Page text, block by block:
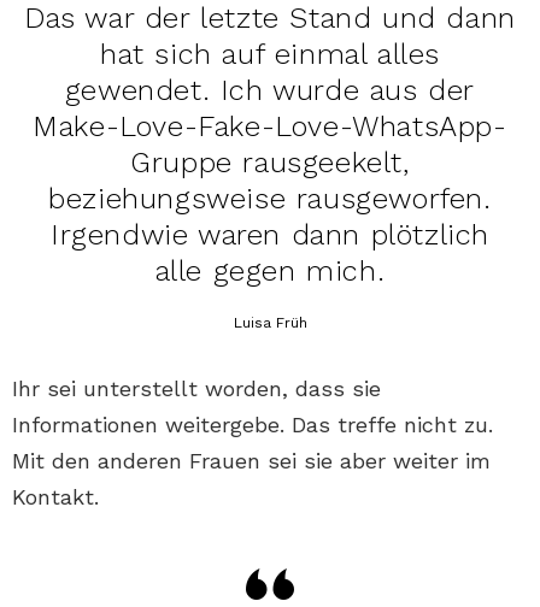
Das war der letzte Stand und dann
hat sich auf einmal alles
gewendet. Ich wurde aus der
Make-Love-Fake-Love-WhatsApp-
Gruppe rausgeekelt,
beziehungsweise rausgeworfen.
Irgendwie waren dann plötzlich
alle gegen mich.
Luisa Früh
Ihr sei unterstellt worden, dass sie
Informationen weitergebe. Das treffe nicht zu.
Mit den anderen Frauen sei sie aber weiter im
Kontakt.